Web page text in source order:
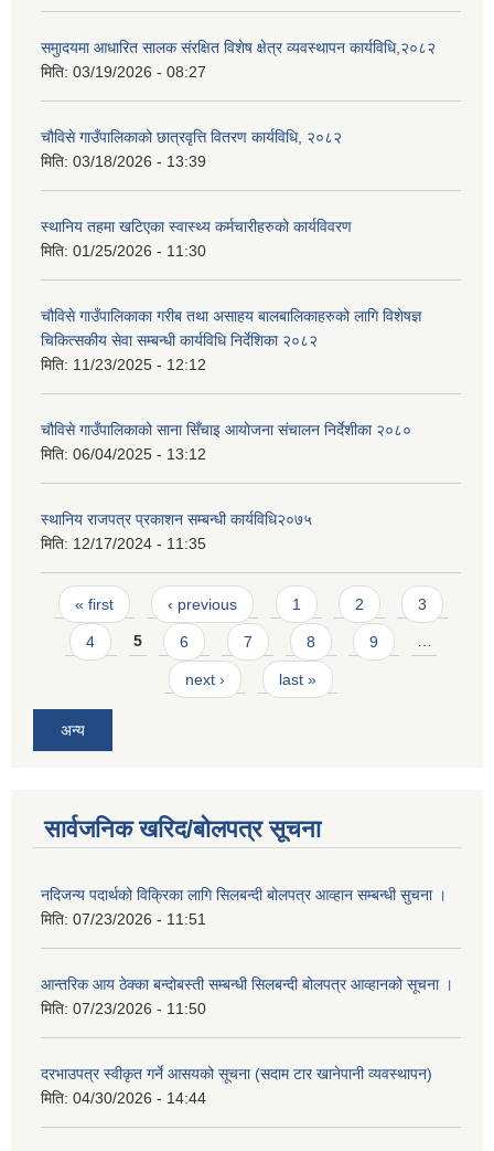
समुादयमा आधारित सालक संरक्षित विशेष क्षेत्र व्यवस्थापन कार्यविधि,२०८२
मिति: 03/19/2026 - 08:27
चौविसे गाउँपालिकाको छात्रवृत्ति वितरण कार्यविधि, २०८२
मिति: 03/18/2026 - 13:39
स्थानिय तहमा खटिएका स्वास्थ्य कर्मचारीहरुको कार्यविवरण
मिति: 01/25/2026 - 11:30
चौविसे गाउँपालिकाका गरीब तथा असाहय बालबालिकाहरुको लागि विशेषज्ञ
चिकित्सकीय सेवा सम्बन्धी कार्यविधि निर्देशिका २०८२
मिति: 11/23/2025 - 12:12
चौविसे गाउँपालिकाको साना सिँचाइ आयोजना संचालन निर्देशीका २०८०
मिति: 06/04/2025 - 13:12
स्थानिय राजपत्र प्रकाशन सम्बन्धी कार्यविधि२०७५
मिति: 12/17/2024 - 11:35
Pages
« first ‹ previous 1 2 3
4 5 6 7 8 9 …
next › last »
अन्य
सार्वजनिक खरिद/बोलपत्र सूचना
नदिजन्य पदार्थको विक्रिका लागि सिलबन्दी बोलपत्र आव्हान सम्बन्धी सुचना ।
मिति: 07/23/2026 - 11:51
आन्तरिक आय ठेक्का बन्दोबस्ती सम्बन्धी सिलबन्दी बोलपत्र आव्हानको सूचना ।
मिति: 07/23/2026 - 11:50
दरभाउपत्र स्वीकृत गर्ने आसयको सूचना (सदाम टार खानेपानी व्यवस्थापन)
मिति: 04/30/2026 - 14:44